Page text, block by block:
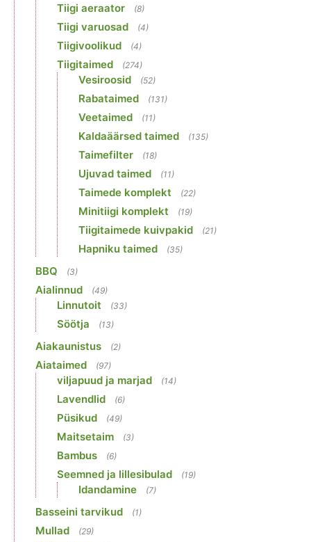
Tiigi aeraator (8)
Tiigi varuosad (4)
Tiigivoolikud (4)
Tiigitaimed (274)
Vesiroosid (52)
Rabataimed (131)
Veetaimed (11)
Kaldaäärsed taimed (135)
Taimefilter (18)
Ujuvad taimed (11)
Taimede komplekt (22)
Minitiigi komplekt (19)
Tiigitaimede kuivpakid (21)
Hapniku taimed (35)
BBQ (3)
Aialinnud (49)
Linnutoit (33)
Söötja (13)
Aiakaunistus (2)
Aiataimed (97)
viljapuud ja marjad (14)
Lavendlid (6)
Püsikud (49)
Maitsetaim (3)
Bambus (6)
Seemned ja lillesibulad (19)
Idandamine (7)
Basseini tarvikud (1)
Mullad (29)